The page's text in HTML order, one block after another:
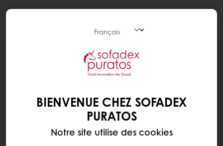
BIENVENUE CHEZ SOFADEX
PURATOS
Notre site utilise des cookies